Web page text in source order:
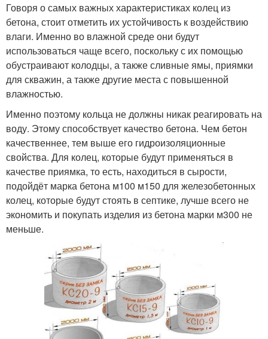
Говоря о самых важных характеристиках колец из
бетона, стоит отметить их устойчивость к воздействию
влаги. Именно во влажной среде они будут
использоваться чаще всего, поскольку с их помощью
обустраивают колодцы, а также сливные ямы, приямки
для скважин, а также другие места с повышенной
влажностью.
Именно поэтому кольца не должны никак реагировать на
воду. Этому способствует качество бетона. Чем бетон
качественнее, тем выше его гидроизоляционные
свойства. Для колец, которые будут применяться в
качестве приямка, то есть, находиться в сырости,
подойдёт марка бетона м100 м150 для железобетонных
колец, которые будут стоять в септике, лучше всего не
экономить и покупать изделия из бетона марки м300 не
меньше.